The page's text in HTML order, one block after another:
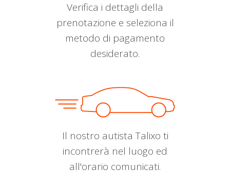
Verifica i dettagli della
prenotazione e seleziona il
metodo di pagamento
desiderato.
Il nostro autista Talixo ti
incontrerà nel luogo ed
all'orario comunicati.